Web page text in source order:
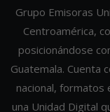
Grupo Emisoras
Centroamérica,
posicionándose
Guatemala. Cuenta
nacional,
una Unidad Digital